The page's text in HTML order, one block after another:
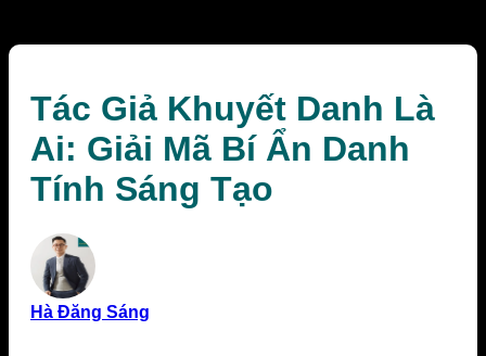
Tác Giả Khuyết Danh Là
Ai: Giải Mã Bí Ẩn Danh
Tính Sáng Tạo
Hà Đăng Sáng